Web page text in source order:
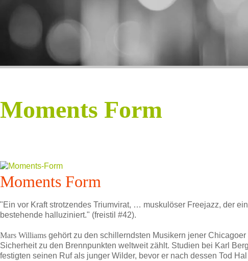
Moments Form
Moments Form
"Ein vor Kraft strotzendes Triumvirat, … muskulöser Freejazz, der
bestehende halluziniert." (freistil #42).
Mars Williams gehört zu den schillerndsten Musikern jener
Sicherheit zu den Brennpunkten weltweit zählt. Studien bei Karl
festigten seinen Ruf als junger Wilder, bevor er nach dessen Tod